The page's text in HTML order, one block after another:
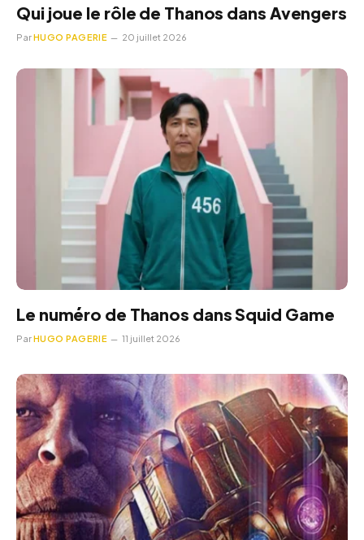
Qui joue le rôle de Thanos dans Avengers
ParHUGO PAGERIE 20 juillet 2026
Le numéro de Thanos dans Squid Game
ParHUGO PAGERIE 11 juillet 2026